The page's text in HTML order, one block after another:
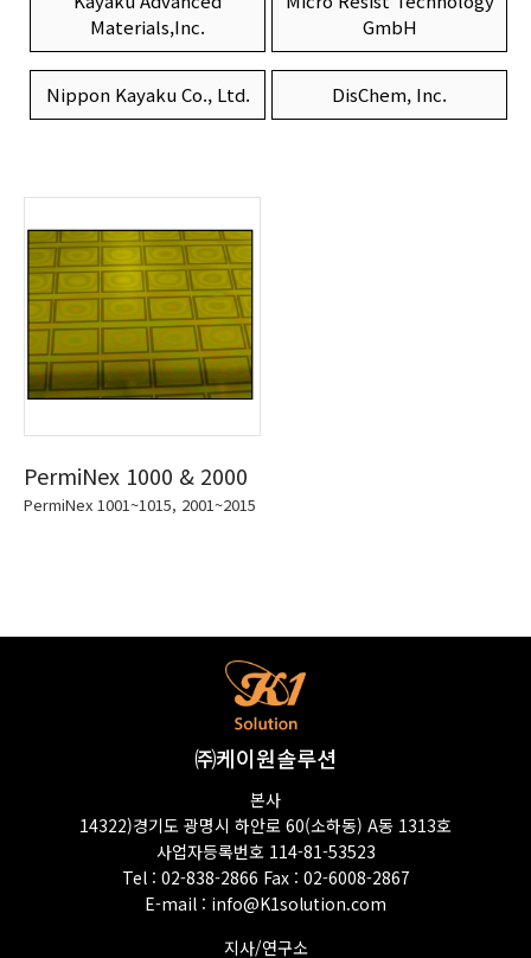
Materials,Inc.
GmbH
Nippon Kayaku Co., Ltd. DisChem, Inc.
PermiNex 1000 & 2000
PermiNex 1001~1015, 2001~2015
㈜케이원솔루션
본사
14322)경기도 광명시 하안로 60(소하동) A동 1313호
사업자등록번호 114-81-53523
Tel : 02-838-2866 Fax : 02-6008-2867
E-mail : info@K1solution.com
지사/연구소